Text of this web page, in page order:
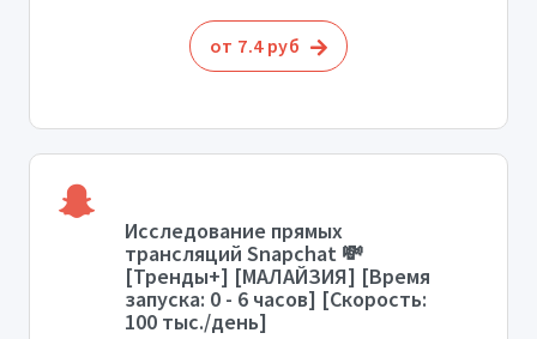
от 7.4 руб
Исследование прямых
трансляций Snapchat 💸
[Тренды+] [МАЛАЙЗИЯ] [Время
запуска: 0 - 6 часов] [Скорость:
100 тыс./день]